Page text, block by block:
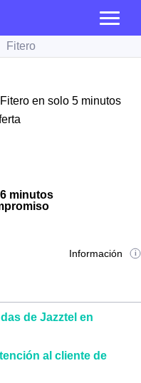
Fitero
en solo 5 minutos
minutos
Información
de Jazztel en
al cliente de